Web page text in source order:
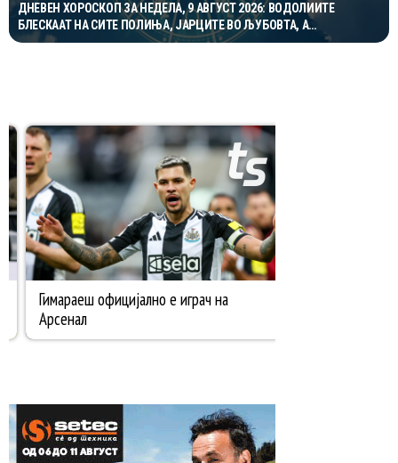
ДНЕВЕН ХОРОСКОП ЗА НЕДЕЛА, 9 АВГУСТ 2026: ВОДОЛИИТЕ
БЛЕСКААТ НА СИТЕ ПОЛИЊА, ЈАРЦИТЕ ВО ЉУБОВТА, А
БЛИЗНАЦИТЕ ВО КАРИЕРАТА